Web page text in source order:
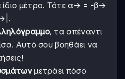
μέτρο. Τότε α→ = -β→
, τα απέναντι
Αυτό σου βοηθάει να
μετράει πόσο